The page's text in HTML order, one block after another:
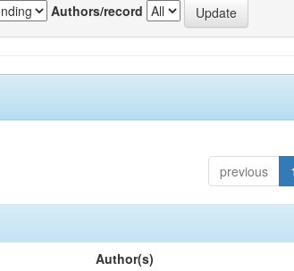
Authors/record
previous 1
Author(s)